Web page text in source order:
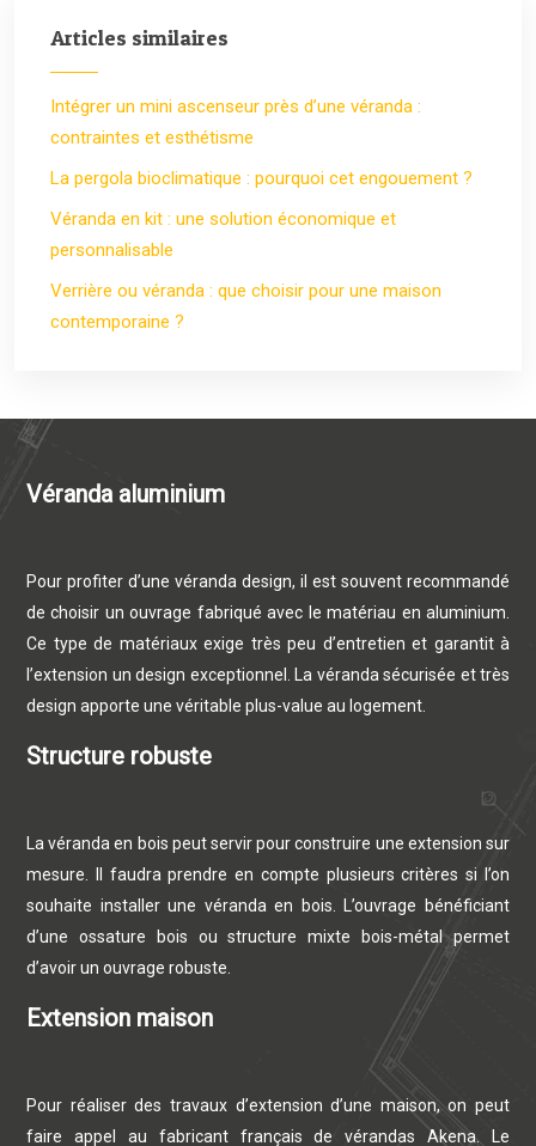
Articles similaires
Intégrer un mini ascenseur près d’une véranda :
contraintes et esthétisme
La pergola bioclimatique : pourquoi cet engouement ?
Véranda en kit : une solution économique et
personnalisable
Verrière ou véranda : que choisir pour une maison
contemporaine ?
Véranda aluminium
Pour profiter d’une véranda design, il est souvent recommandé
de choisir un ouvrage fabriqué avec le matériau en aluminium.
Ce type de matériaux exige très peu d’entretien et garantit à
l’extension un design exceptionnel. La véranda sécurisée et très
design apporte une véritable plus-value au logement.
Structure robuste
La véranda en bois peut servir pour construire une extension sur
mesure. Il faudra prendre en compte plusieurs critères si l’on
souhaite installer une véranda en bois. L’ouvrage bénéficiant
d’une ossature bois ou structure mixte bois-métal permet
d’avoir un ouvrage robuste.
Extension maison
Pour réaliser des travaux d’extension d’une maison, on peut
faire appel au fabricant français de vérandas Akena. Le